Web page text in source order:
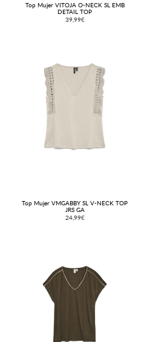
Top Mujer VITOJA O-NECK SL EMB
DETAIL TOP
39,99€
Top Mujer VMGABBY SL V-NECK TOP
JRS GA
24,99€